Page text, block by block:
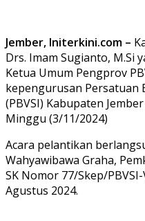
Jember, Initerkini.com –
Drs. Imam Sugianto, M.Si
Ketua Umum Pengprov
kepengurusan Persatuan
(PBVSI) Kabupaten
Minggu (3/11/2024)
Acara pelantikan
Wahyawibawa Graha,
SK Nomor 77/Skep/
Agustus 2024.